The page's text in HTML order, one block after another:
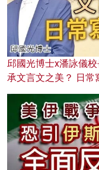
邱國光博士x潘詠儀
承文言文之美？ 日常